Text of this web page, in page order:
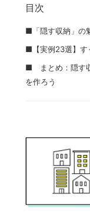
目次
■「隠す収納」の
■【実例23選】す
■ まとめ：隠す
を作ろう